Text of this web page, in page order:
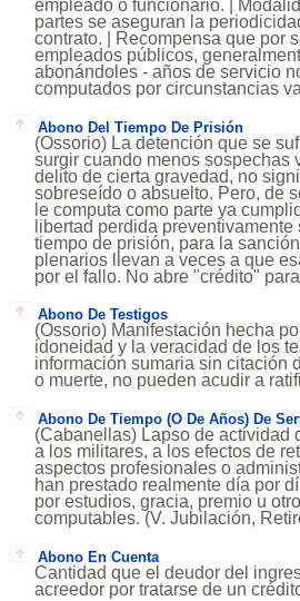
empleado o funcionario. |
partes se aseguran la
contrato. | Recompensa que por
empleados públicos,
abonándoles - años de servicio
computados por circunstancias
Abono Del Tiempo De Prisión
(Ossorio) La detención que se
surgir cuando menos sospechas
delito de cierta gravedad, no
sobreseído o absuelto. Pero, de
le computa como parte ya
libertad perdida
tiempo de prisión, para la
plenarios llevan a veces a que
por el fallo. No abre "crédito"
Abono De Testigos
(Ossorio) Manifestación hecha
idoneidad y la veracidad de los
información sumaria sin citación
o muerte, no pueden acudir a
Abono De Tiempo (O De Años) De
(Cabanellas) Lapso de actividad
a los militares, a los efectos de
aspectos profesionales o
han prestado realmente día por
por estudios, gracia, premio u
computables. (V. Jubilación,
Abono En Cuenta
Cantidad que el deudor del
acreedor por tratarse de un